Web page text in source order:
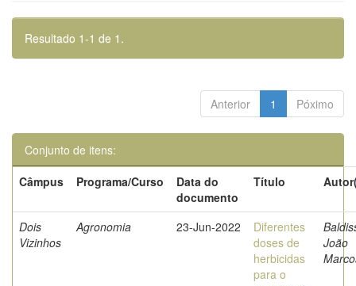
Resultado 1-1 de 1.
Anterior 1 Póximo
Conjunto de itens:
Câmpus
Programa/Curso
Data do
documento
Título
Dois
Vizinhos
Agronomia 23-Jun-2022
Diferentes
doses de
herbicidas
para o
João